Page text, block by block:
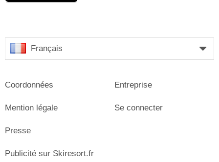
Français
Coordonnées
Mention légale
Presse
Entreprise
Se connecter
Publicité sur Skiresort.fr